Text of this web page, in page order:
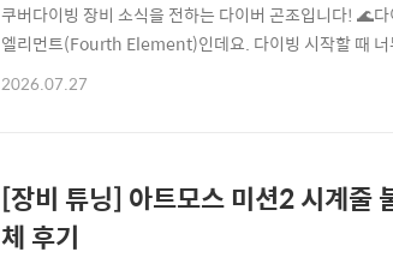
쿠버다이빙 장비 소식을 전하는 다이버 곤조입니다! 🌊
엘리먼트(Fourth Element)인데요. 다이빙 시작할 때 너
어 서울 한복판 오프라인에서 직접 만날 수 있게 되었습
2026.07.27
[장비 튜닝] 아트모스 미션2 시계줄
체 후기